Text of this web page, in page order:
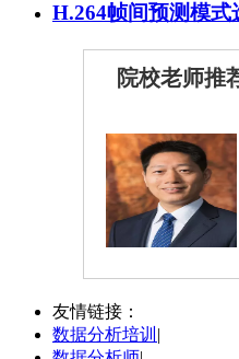
H.264帧间预测模式
院校老师推
友情链接：
数据分析培训 |